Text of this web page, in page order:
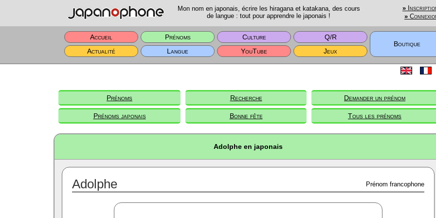
Mon nom en japonais, écrire les hiragana et katakana, des cours
de langue : tout pour apprendre le japonais !
»
»
Accueil Prénoms Culture
Q/R
Boutique
Actualité
Langue YouTube Jeux
Prénoms Recherche Demander un prénom
Prénoms japonais Bonne fête Tous les prénoms
Adolphe en japonais
Adolphe Prénom francophone